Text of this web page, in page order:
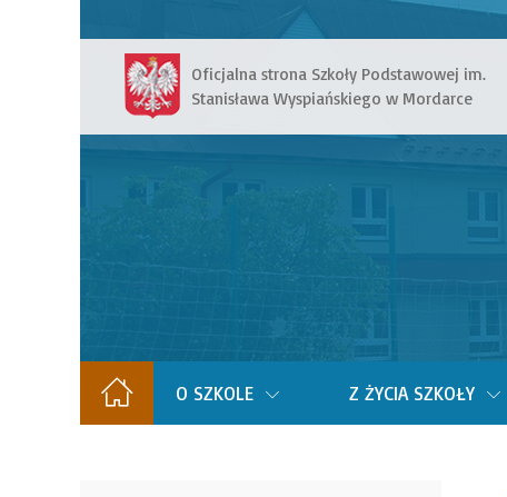
Oficjalna strona Szkoły Podstawowej im.
Stanisława Wyspiańskiego w Mordarce
O SZKOLE Z ŻYCIA SZKOŁY